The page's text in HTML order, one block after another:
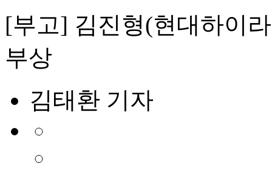
[부고] 김진형(현대하이
부상
김태환 기자